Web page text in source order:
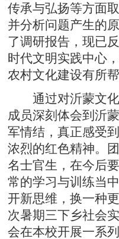
传承与弘扬等方面
并分析问题产生的
了调研报告，现已
时代文明实践中心
农村文化建设有所帮
通过对沂蒙文
成员深刻体会到沂
军情结，真正感受
浓烈的红色精神。
名士官生，在今后
常的学习与训练当
开新思维，换一种
次暑期三下乡社会
会在本校开展一系